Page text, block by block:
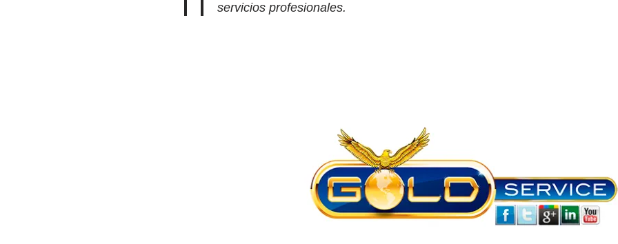
servicios profesionales.